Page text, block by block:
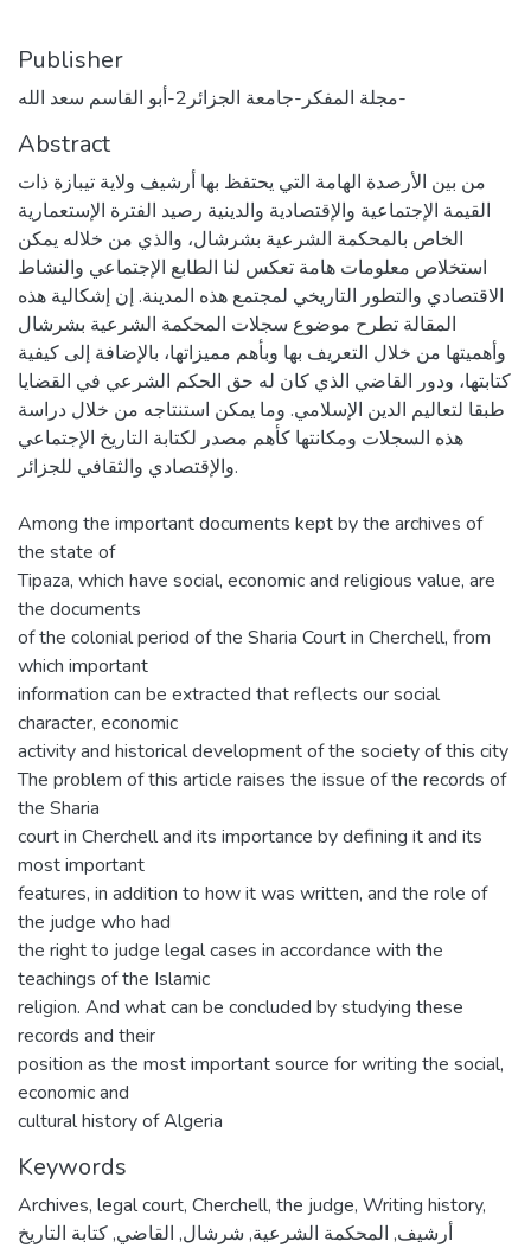
Publisher
مجلة المفكر-جامعة الجزائر2-أبو القاسم سعد الله-
Abstract
من بين الأرصدة الهامة التي يحتفظ بها أرشيف ولاية تيبازة ذات
القيمة الإجتماعية والإقتصادية والدينية رصيد الفترة الإستعمارية
الخاص بالمحكمة الشرعية بشرشال، والذي من خلاله يمكن
استخلاص معلومات هامة تعكس لنا الطابع الإجتماعي والنشاط
الاقتصادي والتطور التاريخي لمجتمع هذه المدينة. إن إشكالية هذه
المقالة تطرح موضوع سجلات المحكمة الشرعية بشرشال
وأهميتها من خلال التعريف بها وبأهم مميزاتها، بالإضافة إلى كيفية
كتابتها، ودور القاضي الذي كان له حق الحكم الشرعي في القضايا
طبقا لتعاليم الدين الإسلامي. وما يمكن استنتاجه من خلال دراسة
هذه السجلات ومكانتها كأهم مصدر لكتابة التاريخ الإجتماعي
والإقتصادي والثقافي للجزائر.
Among the important documents kept by the archives of
the state of
Tipaza, which have social, economic and religious value, are
the documents
of the colonial period of the Sharia Court in Cherchell, from
which important
information can be extracted that reflects our social
character, economic
activity and historical development of the society of this city
The problem of this article raises the issue of the records of
the Sharia
court in Cherchell and its importance by defining it and its
most important
features, in addition to how it was written, and the role of
the judge who had
the right to judge legal cases in accordance with the
teachings of the Islamic
religion. And what can be concluded by studying these
records and their
position as the most important source for writing the social,
economic and
cultural history of Algeria
Keywords
Archives, legal court, Cherchell, the judge, Writing history,
أرشيف, المحكمة الشرعية, شرشال, القاضي,كتابة التاريخ